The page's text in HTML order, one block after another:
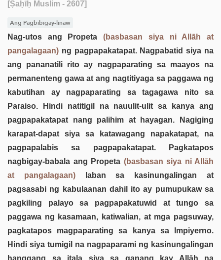
[Ṣaḥīḥ Muslim - 2607]
Ang Pagbibigay-linaw
Nag-utos ang Propeta(basbasan siya ni Allāh at
pangalagaan) ng pagpapakatapat. Nagpabatid siya na
ang pananatili rito ay nagpaparating sa maayos na
permanenteng gawa at ang nagtitiyaga sa paggawa ng
kabutihan ay nagpaparating sa tagagawa nito sa
Paraiso. Hindi natitigil na nauulit-ulit sa kanya ang
pagpapakatapat nang palihim at hayagan. Nagiging
karapat-dapat siya sa katawagang napakatapat, na
pagpapalabis sa pagpapakatapat. Pagkatapos
nagbigay-babala ang Propeta (basbasan siya ni Allāh
at pangalagaan)laban sa kasinungalingan at
pagsasabi ng kabulaanan dahil ito ay pumupukaw sa
pagkiling palayo sa pagpapakatuwid at tungo sa
paggawa ng kasamaan, katiwalian, at mga pagsuway,
pagkatapos magpaparating sa kanya sa Impiyerno.
Hindi siya tumigil na nagpaparami ng kasinungalingan
hanggang sa itala siya sa ganang kay Allāh na